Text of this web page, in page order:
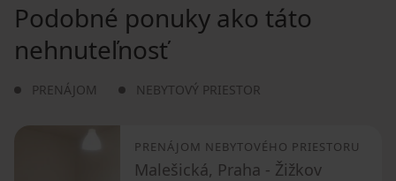
Podobné ponuky ako táto
nehnuteľnosť
PRENÁJOM NEBYTOVÝ PRIESTOR
PRENÁJOM NEBYTOVÉHO PRIESTORU
Malešická, Praha - Žižkov